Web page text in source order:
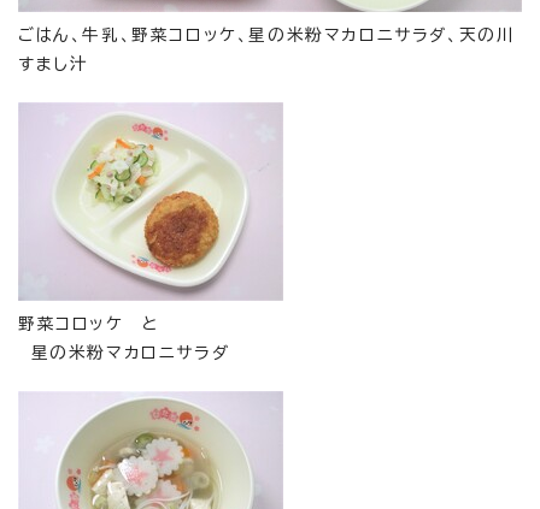
ごはん、牛乳、野菜コロッケ、星の米粉マカロニサラダ、天の川
すまし汁
野菜コロッケ と
星の米粉マカロニサラダ